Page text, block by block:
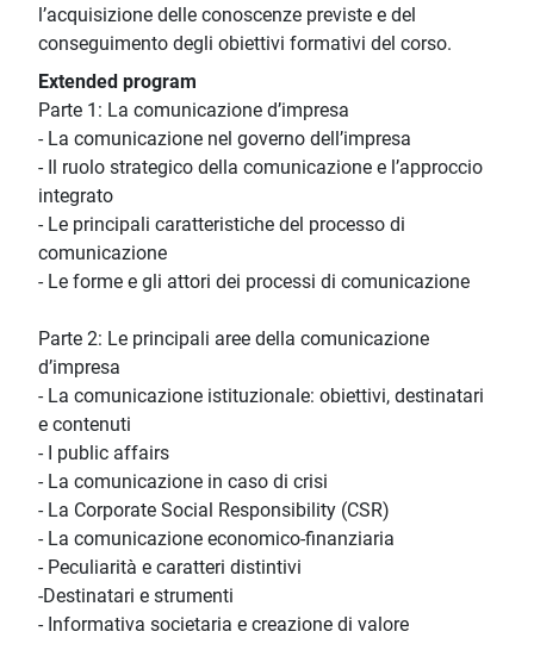
l’acquisizione delle conoscenze previste e del
conseguimento degli obiettivi formativi del corso.
Extended program
Parte 1: La comunicazione d’impresa
- La comunicazione nel governo dell’impresa
- Il ruolo strategico della comunicazione e l’approccio
integrato
- Le principali caratteristiche del processo di
comunicazione
- Le forme e gli attori dei processi di comunicazione
Parte 2: Le principali aree della comunicazione
d’impresa
- La comunicazione istituzionale: obiettivi, destinatari
e contenuti
- I public affairs
- La comunicazione in caso di crisi
- La Corporate Social Responsibility (CSR)
- La comunicazione economico-finanziaria
- Peculiarità e caratteri distintivi
-Destinatari e strumenti
- Informativa societaria e creazione di valore